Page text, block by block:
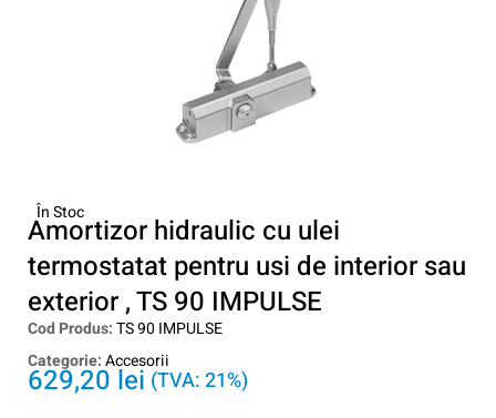
În Stoc
Amortizor hidraulic cu ulei
termostatat pentru usi de interior sau
exterior , TS 90 IMPULSE
Cod Produs:TS 90 IMPULSE
Categorie:Accesorii
629,20 lei (TVA: 21%)